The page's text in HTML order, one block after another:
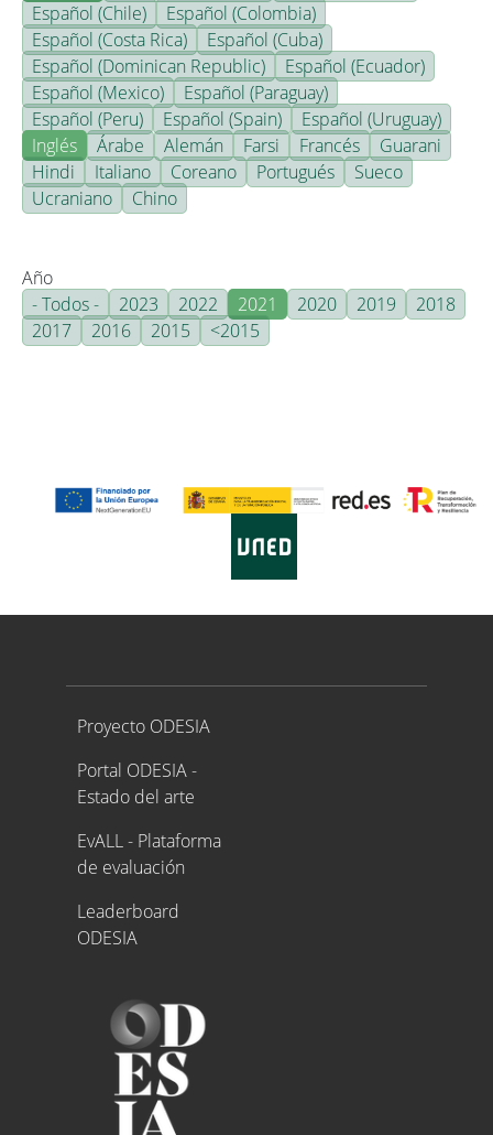
Español (Chile)
Español (Colombia)
Español (Costa Rica)
Español (Cuba)
Español (Dominican Republic)
Español (Ecuador)
Español (Mexico)
Español (Paraguay)
Español (Peru)
Español (Spain)
Español (Uruguay)
Inglés
Árabe Alemán Farsi Francés
Guarani
Hindi
Italiano Coreano Portugués
Sueco
Ucraniano
Chino
Año
- Todos -
2023 2022 2021 2020 2019
2018
2017
2016 2015 <2015
Proyecto ODESIA
Proyecto ODESIA
Portal ODESIA -
Estado del arte
EvALL - Plataforma
de evaluación
Leaderboard
ODESIA